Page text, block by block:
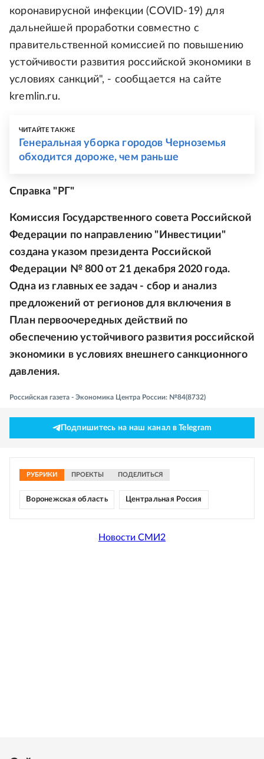
коронавирусной инфекции (COVID-19) для
дальнейшей проработки совместно с
правительственной комиссией по повышению
устойчивости развития российской экономики в
условиях санкций", - сообщается на сайте
kremlin.ru.
ЧИТАЙТЕ ТАКЖЕ
Генеральная уборка городов Черноземья
обходится дороже, чем раньше
Справка "РГ"
Комиссия Государственного совета Российской
Федерации по направлению "Инвестиции"
создана указом президента Российской
Федерации № 800 от 21 декабря 2020 года.
Одна из главных ее задач - сбор и анализ
предложений от регионов для включения в
План первоочередных действий по
обеспечению устойчивого развития российской
экономики в условиях внешнего санкционного
давления.
Российская газета - Экономика Центра России: №84(8732)
Подпишитесь на наш канал в Telegram
РУБРИКИ ПРОЕКТЫ ПОДЕЛИТЬСЯ
Воронежская область Центральная Россия
Новости СМИ2